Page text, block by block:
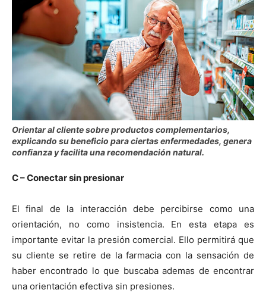
Orientar al cliente sobre productos complementarios,
explicando su beneficio para ciertas enfermedades, genera
confianza y facilita una recomendación natural.
C – Conectar sin presionar
El final de la interacción debe percibirse como una
orientación, no como insistencia. En esta etapa es
importante evitar la presión comercial. Ello permitirá que
su cliente se retire de la farmacia con la sensación de
haber encontrado lo que buscaba ademas de encontrar
una orientación efectiva sin presiones.